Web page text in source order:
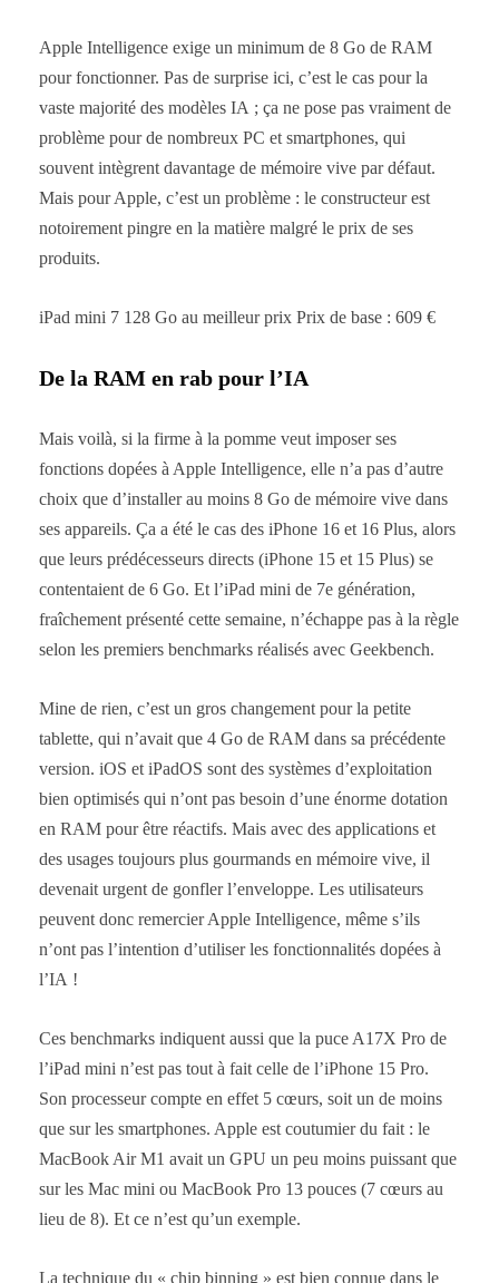
Apple Intelligence exige un minimum de 8 Go de RAM
pour fonctionner. Pas de surprise ici, c’est le cas pour la
vaste majorité des modèles IA ; ça ne pose pas vraiment de
problème pour de nombreux PC et smartphones, qui
souvent intègrent davantage de mémoire vive par défaut.
Mais pour Apple, c’est un problème : le constructeur est
notoirement pingre en la matière malgré le prix de ses
produits.
iPad mini 7 128 Go au meilleur prix Prix de base : 609 €
De la RAM en rab pour l’IA
Mais voilà, si la firme à la pomme veut imposer ses
fonctions dopées à Apple Intelligence, elle n’a pas d’autre
choix que d’installer au moins 8 Go de mémoire vive dans
ses appareils. Ça a été le cas des iPhone 16 et 16 Plus, alors
que leurs prédécesseurs directs (iPhone 15 et 15 Plus) se
contentaient de 6 Go. Et l’iPad mini de 7e génération,
fraîchement présenté cette semaine, n’échappe pas à la règle
selon les premiers benchmarks réalisés avec Geekbench.
Mine de rien, c’est un gros changement pour la petite
tablette, qui n’avait que 4 Go de RAM dans sa précédente
version. iOS et iPadOS sont des systèmes d’exploitation
bien optimisés qui n’ont pas besoin d’une énorme dotation
en RAM pour être réactifs. Mais avec des applications et
des usages toujours plus gourmands en mémoire vive, il
devenait urgent de gonfler l’enveloppe. Les utilisateurs
peuvent donc remercier Apple Intelligence, même s’ils
n’ont pas l’intention d’utiliser les fonctionnalités dopées à
l’IA !
Ces benchmarks indiquent aussi que la puce A17X Pro de
l’iPad mini n’est pas tout à fait celle de l’iPhone 15 Pro.
Son processeur compte en effet 5 cœurs, soit un de moins
que sur les smartphones. Apple est coutumier du fait : le
MacBook Air M1 avait un GPU un peu moins puissant que
sur les Mac mini ou MacBook Pro 13 pouces (7 cœurs au
lieu de 8). Et ce n’est qu’un exemple.
La technique du « chip binning » est bien connue dans le